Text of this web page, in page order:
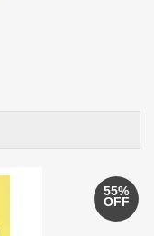
55%
OFF